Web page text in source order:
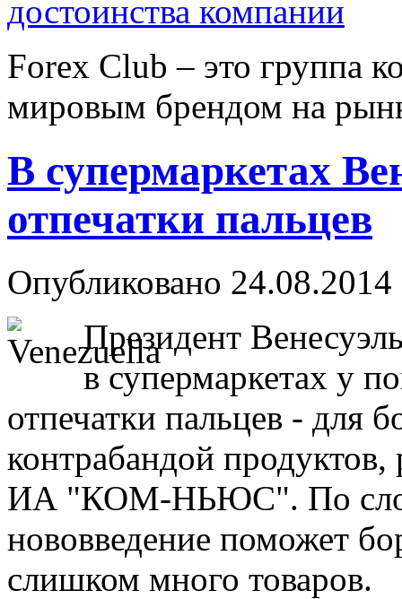
Forex Сlub – это группа
мировым брендом на
В супермаркетах
отпечатки пальцев
Опубликовано
Президент
в супермаркетах у
отпечатки пальцев - для
контрабандой продуктов,
ИА "КОМ-НЬЮС". По
нововведение поможет
слишком много товаров.